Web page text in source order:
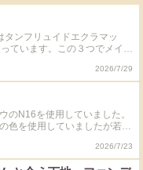
ンフリュイドエクラマッ
ています。この３つでメイク
のですが、下地の前にオルビ
ったり、密着度が下がって鼻
まいます。クレドの下地やフ
知りたいです。乾燥肌なので
アイテムによっては落ちてし
2026/7/29
のN16を使用していました。
色を使用していましたが若干
。 現在クレドの
ーション2166使用していま
むのですが自分でやるとうま
2026/7/23